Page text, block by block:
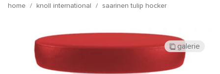
home / knoll international / saarinen tulip hocker
galerie